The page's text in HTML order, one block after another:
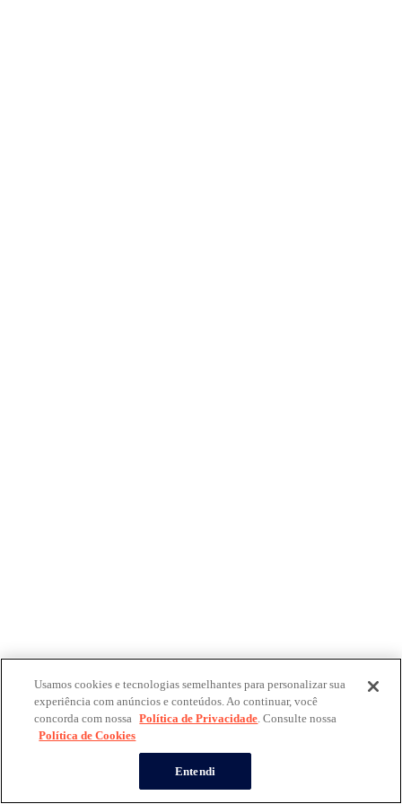
Usamos cookies e tecnologias semelhantes para personalizar sua
experiência com anúncios e conteúdos. Ao continuar, você
concorda com nossa Política de Privacidade. Consulte nossa
Política de Cookies
Entendi